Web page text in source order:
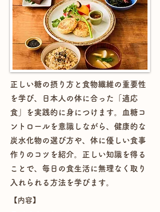
正しい糖の摂り方と食物繊維の重要性
を学び、日本人の体に合った「適応
食」を実践的に身につけます。血糖コ
ントロールを意識しながら、健康的な
炭水化物の選び方や、体に優しい食事
作りのコツを紹介。正しい知識を得る
ことで、毎日の食生活に無理なく取り
入れられる方法を学びます。
​【内容】